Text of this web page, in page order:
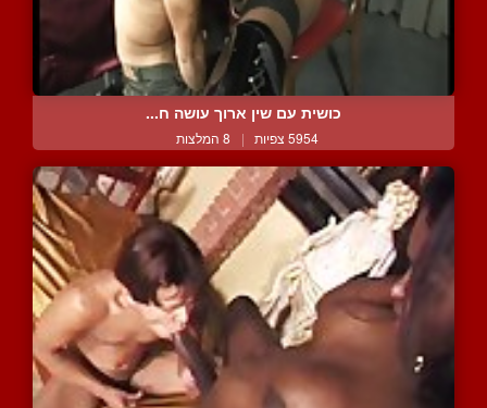
כושית עם שין ארוך עושה ח...
5954 צפיות | 8 המלצות